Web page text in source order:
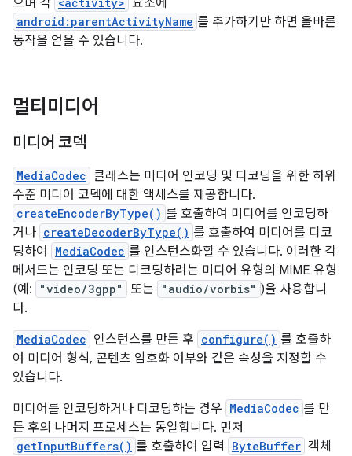
으며 각
요소에
android:parentActivityName 를 추가하기만 하면 올바른
동작을 얻을 수 있습니다.
멀티미디어
미디어 코덱
MediaCodec 클래스는 미디어 인코딩 및 디코딩을 위한 하위
수준 미디어 코덱에 대한 액세스를 제공합니다.
createEncoderByType() 를 호출하여 미디어를 인코딩하
거나 createDecoderByType() 를 호출하여 미디어를 디코
딩하여
MediaCodec 를 인스턴스화할 수 있습니다. 이러한 각
메서드는 인코딩 또는 디코딩하려는 미디어 유형의 MIME 유형
(예:
"video/3gpp" 또는 "audio/vorbis" )을 사용합니
다.
MediaCodec 인스턴스를 만든 후 configure() 를 호출하
여 미디어 형식, 콘텐츠 암호화 여부와 같은 속성을 지정할 수
있습니다.
미디어를 인코딩하거나 디코딩하는 경우 MediaCodec 를 만
든 후의 나머지 프로세스는 동일합니다. 먼저
getInputBuffers() 를 호출하여 입력 ByteBuffer 객체